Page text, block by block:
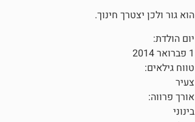
הוא גור ולכן יצטרך חינוך.
יום הולדת:
1 פברואר 2014
טווח גילאים:
צעיר
אורך פרווה:
בינוני